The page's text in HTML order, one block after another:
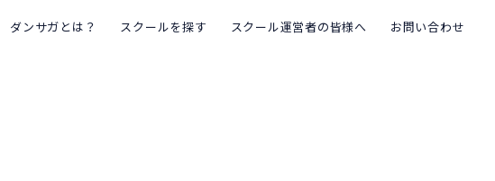
ダンサガとは？ スクールを探す スクール運営者の皆様へ お問い合わせ